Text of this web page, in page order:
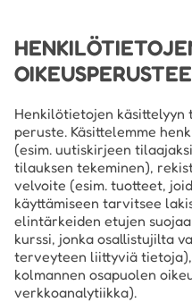
Henkilötietojen käsittelyyn
peruste. Käsittelemme
(esim. uutiskirjeen
tilauksen tekeminen),
velvoite (esim. tuotteet,
käyttämiseen tarvitsee
elintärkeiden etujen
kurssi, jonka osallistujilta
terveyteen liittyviä
kolmannen osapuolen
verkkoanalytiikka).